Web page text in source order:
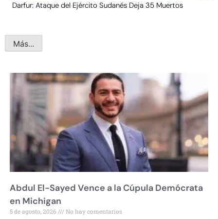
Darfur: Ataque del Ejército Sudanés Deja 35 Muertos
Más...
Abdul El-Sayed Vence a la Cúpula Demócrata
en Michigan
5 de agosto, 2026 No hay comentarios